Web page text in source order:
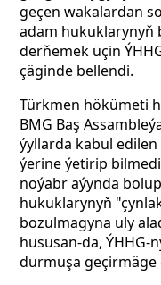
geçen wakalardan
adam hukuklarynyň
derňemek üçin
çäginde bellendi.
Türkmen hökümeti
BMG Baş
ýyllarda kabul
ýerine ýetirip
noýabr aýynda
hukuklarynyň
bozulmagyna uly
hususan-da,
durmuşa geçirmäge